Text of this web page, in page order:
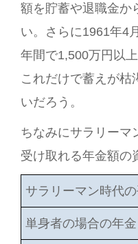
額を貯蓄や退職金か
い。さらに1961年4
年間で1,500万円以
これだけで蓄えが枯
いだろう。
ちなみにサラリーマ
受け取れる年金額の
サラリーマン時代
単身者の場合の年金